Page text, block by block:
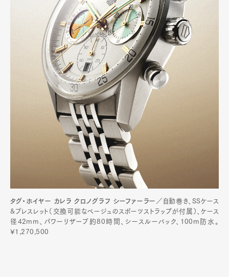
Art&DesignWatch
Fashion
Product Culture Lifestyle
Pen Membership
Magazine
Official Columnist
About
タグ・ホイヤー カレラ クロノグラフ シーファーラー ／自動巻き、SSケース
&ブレスレット（交換可能なベージュのスポーツストラップが付属）、ケース
径42mm、パワーリザーブ約80時間、シースルーバック、100m防水。
¥1,270,500